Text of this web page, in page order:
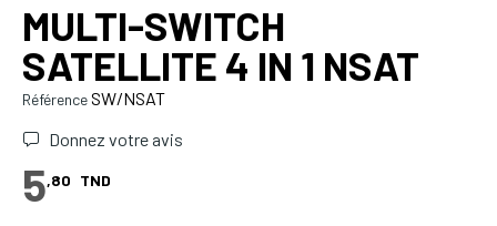
MULTI-SWITCH
SATELLITE 4 IN 1 NSAT
RéférenceSW/NSAT
Donnez votre avis
5,80 TND